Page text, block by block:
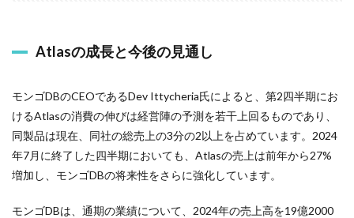
Atlasの成長と今後の見通し
モンゴDBのCEOであるDev Ittycheria氏によると、第2四半期にお
けるAtlasの消費の伸びは経営陣の予測を若干上回るものであり、
同製品は現在、同社の総売上の3分の2以上を占めています。2024
年7月に終了した四半期においても、Atlasの売上は前年から27%
増加し、モンゴDBの将来性をさらに強化しています。
モンゴDBは、通期の業績について、2024年の売上高を19億2000